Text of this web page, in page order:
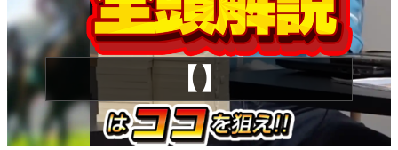
【】